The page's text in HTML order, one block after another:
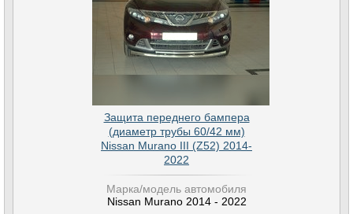
Защита переднего бампера
(диаметр трубы 60/42 мм)
Nissan Murano III (Z52) 2014-
2022
Марка/модель автомобиля
Nissan Murano 2014 - 2022